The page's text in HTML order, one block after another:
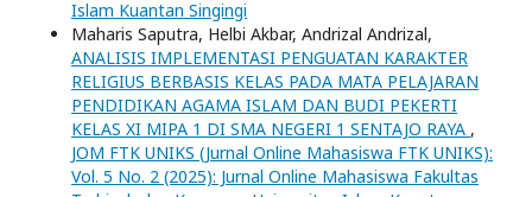
Islam Kuantan Singingi
Maharis Saputra, Helbi Akbar, Andrizal Andrizal,
ANALISIS IMPLEMENTASI PENGUATAN KARAKTER
RELIGIUS BERBASIS KELAS PADA MATA PELAJARAN
PENDIDIKAN AGAMA ISLAM DAN BUDI PEKERTI
KELAS XI MIPA 1 DI SMA NEGERI 1 SENTAJO RAYA ,
JOM FTK UNIKS (Jurnal Online Mahasiswa FTK UNIKS):
Vol. 5 No. 2 (2025): Jurnal Online Mahasiswa Fakultas